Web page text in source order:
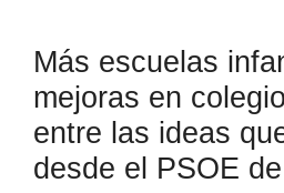
Más escuelas
mejoras en
entre las ideas
desde el PSOE